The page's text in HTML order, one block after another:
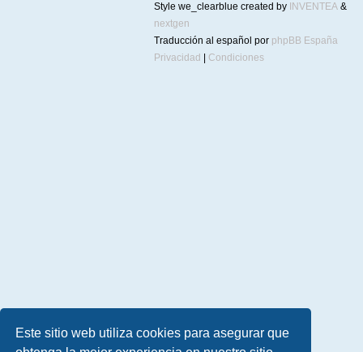
Este sitio web utiliza cookies para asegurar que
Style we_clearblue created by INVENTEA &
nextgen
Traducción al español por phpBB España
Privacidad
Condiciones